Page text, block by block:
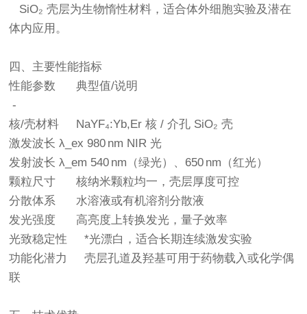
SiO₂ 壳层为生物惰性材料，适合体外细胞实验及潜在
体内应用。
四、主要性能指标
性能参数 典型值/说明
-
核/壳材料 NaYF₄:Yb,Er 核 / 介孔 SiO₂ 壳
激发波长 λ_ex 980 nm NIR 光
发射波长 λ_em 540 nm（绿光）、650 nm（红光）
颗粒尺寸 核纳米颗粒均一，壳层厚度可控
分散体系 水溶液或有机溶剂分散液
发光强度 高亮度上转换发光，量子效率
光致稳定性 *光漂白，适合长期连续激发实验
功能化潜力 壳层孔道及羟基可用于药物载入或化学偶
联